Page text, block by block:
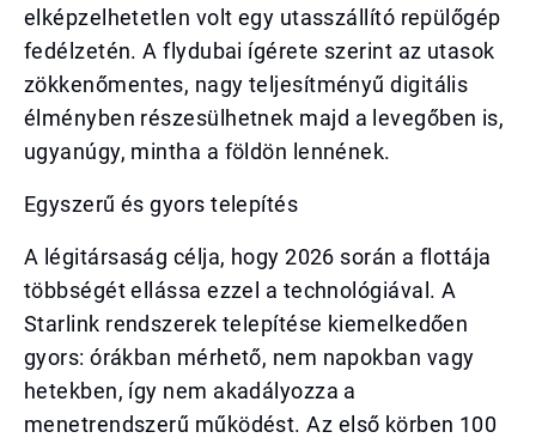
elképzelhetetlen volt egy utasszállító repülőgép
fedélzetén. A flydubai ígérete szerint az utasok
zökkenőmentes, nagy teljesítményű digitális
élményben részesülhetnek majd a levegőben is,
ugyanúgy, mintha a földön lennének.
Egyszerű és gyors telepítés
A légitársaság célja, hogy 2026 során a flottája
többségét ellássa ezzel a technológiával. A
Starlink rendszerek telepítése kiemelkedően
gyors: órákban mérhető, nem napokban vagy
hetekben, így nem akadályozza a
menetrendszerű működést. Az első körben 100